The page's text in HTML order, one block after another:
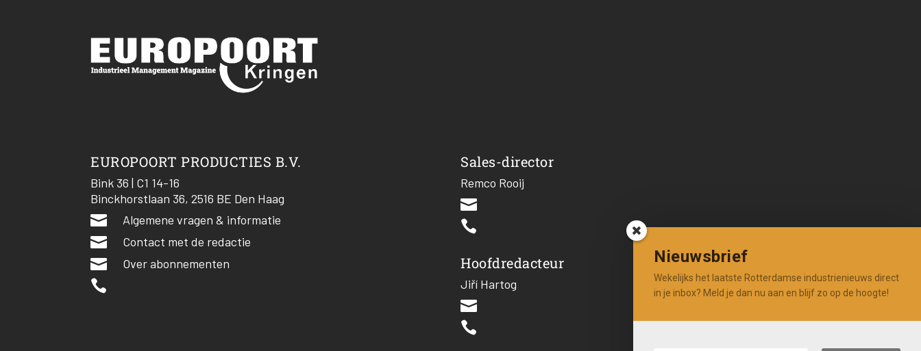
EUROPOORT PRODUCTIES B.V.
Bink 36 | C1 14-16
Binckhorstlaan 36, 2516 BE Den Haag
 Algemene vragen & informatie
 Contact met de redactie
 Over abonnementen

Sales-director
Remco Rooij


Hoofdredacteur
Jiří Hartog


Nieuwsbrief
Wekelijks het laatste Rotterdamse industrienieuws direct
in je inbox? Meld je dan nu aan en blijf zo op de hoogte!